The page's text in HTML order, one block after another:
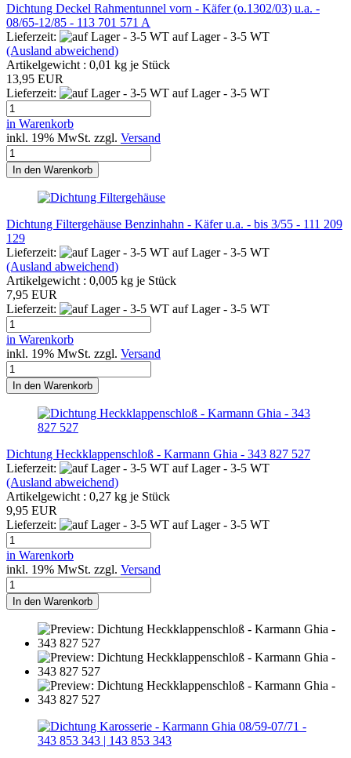
Dichtung Deckel Rahmentunnel vorn - Käfer (o.1302/03) u.a. -
08/65-12/85 - 113 701 571 A
Lieferzeit:
auf Lager - 3-5 WT
(Ausland abweichend)
Artikelgewicht : 0,01 kg je Stück
13,95 EUR
Lieferzeit:
auf Lager - 3-5 WT
in Warenkorb
inkl. 19% MwSt. zzgl. Versand
In den Warenkorb
Dichtung Filtergehäuse Benzinhahn - Käfer u.a. - bis 3/55 - 111 209
129
Lieferzeit:
auf Lager - 3-5 WT
(Ausland abweichend)
Artikelgewicht : 0,005 kg je Stück
7,95 EUR
Lieferzeit:
auf Lager - 3-5 WT
in Warenkorb
inkl. 19% MwSt. zzgl. Versand
In den Warenkorb
Dichtung Heckklappenschloß - Karmann Ghia - 343 827 527
Lieferzeit:
auf Lager - 3-5 WT
(Ausland abweichend)
Artikelgewicht : 0,27 kg je Stück
9,95 EUR
Lieferzeit:
auf Lager - 3-5 WT
in Warenkorb
inkl. 19% MwSt. zzgl. Versand
In den Warenkorb